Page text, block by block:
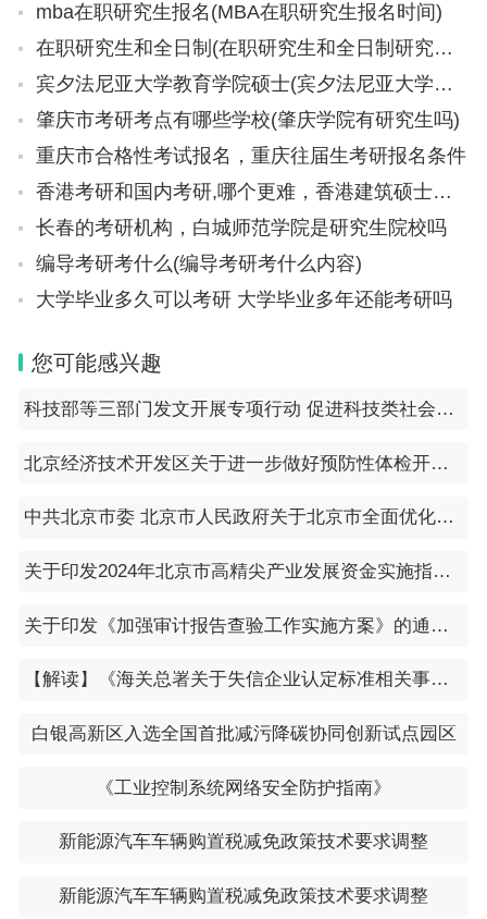
mba在职研究生报名(MBA在职研究生报名时间)
在职研究生和全日制(在职研究生和全日制研究生的区别)
宾夕法尼亚大学教育学院硕士(宾夕法尼亚大学教育学院硕士学费)
肇庆市考研考点有哪些学校(肇庆学院有研究生吗)
重庆市合格性考试报名，重庆往届生考研报名条件
香港考研和国内考研,哪个更难，香港建筑硕士申请通过率
长春的考研机构，白城师范学院是研究生院校吗
编导考研考什么(编导考研考什么内容)
大学毕业多久可以考研 大学毕业多年还能考研吗
您可能感兴趣
科技部等三部门发文开展专项行动 促进科技类社会团体发挥学术自律自净作用
北京经济技术开发区关于进一步做好预防性体检开展从业人员健康检查费用减免工作的通知
中共北京市委 北京市人民政府关于北京市全面优化营商环境打造“北京服务”的意见
关于印发2024年北京市高精尖产业发展资金实施指南的通知
关于印发《加强审计报告查验工作实施方案》的通知（京财会〔2024〕30号）
【解读】《海关总署关于失信企业认定标准相关事项的公告》政策解读——案例篇
白银高新区入选全国首批减污降碳协同创新试点园区
《工业控制系统网络安全防护指南》
新能源汽车车辆购置税减免政策技术要求调整
新能源汽车车辆购置税减免政策技术要求调整